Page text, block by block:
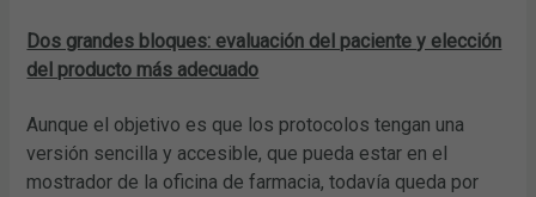
Dos grandes bloques: evaluación del paciente y elección
del producto más adecuado
Aunque el objetivo es que los protocolos tengan una
versión sencilla y accesible, que pueda estar en el
mostrador de la oficina de farmacia, todavía queda por